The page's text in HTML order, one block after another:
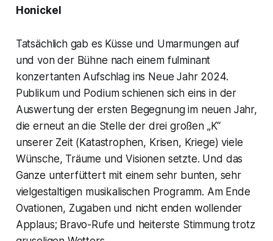
Honickel
Tatsächlich gab es Küsse und Umarmungen auf
und von der Bühne nach einem fulminant
konzertanten Aufschlag ins Neue Jahr 2024.
Publikum und Podium schienen sich eins in der
Auswertung der ersten Begegnung im neuen Jahr,
die erneut an die Stelle der drei großen „K“
unserer Zeit (Katastrophen, Krisen, Kriege) viele
Wünsche, Träume und Visionen setzte. Und das
Ganze unterfüttert mit einem sehr bunten, sehr
vielgestaltigen musikalischen Programm. Am Ende
Ovationen, Zugaben und nicht enden wollender
Applaus; Bravo-Rufe und heiterste Stimmung trotz